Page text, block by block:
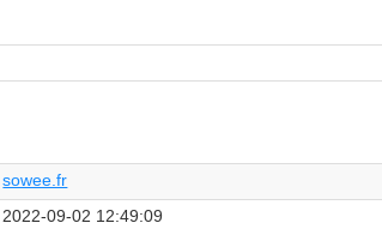
sowee.fr
2022-09-02 12:49:09